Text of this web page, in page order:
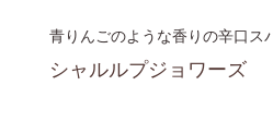
青りんごのような香りの辛口ス
シャルルプジョワーズ